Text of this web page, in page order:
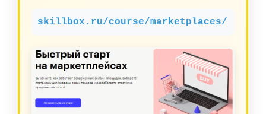
skillbox.ru/course/marketplaces/